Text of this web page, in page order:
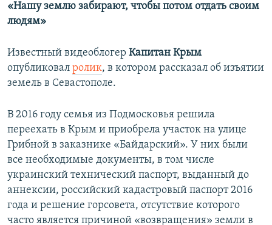
«Нашу землю забирают, чтобы потом отдать своим
людям»
Известный видеоблогер Капитан Крым
опубликовал ролик, в котором рассказал об изъятии
земель в Севастополе.
В 2016 году семья из Подмосковья решила
переехать в Крым и приобрела участок на улице
Грибной в заказнике «Байдарский». У них были
все необходимые документы, в том числе
украинский технический паспорт, выданный до
аннексии, российский кадастровый паспорт 2016
года и решение горсовета, отсутствие которого
часто является причиной «возвращения» земли в